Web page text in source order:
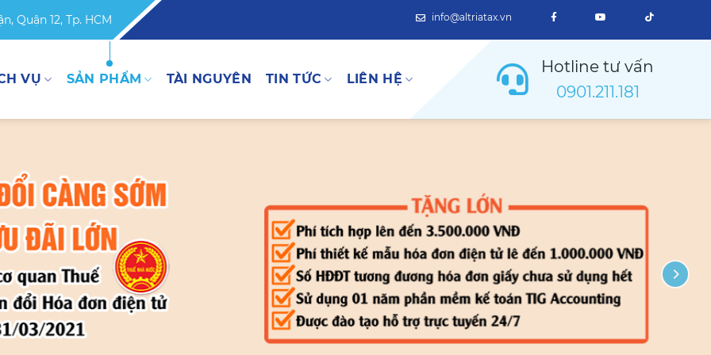
Quận 12, Tp. HCM info@altriatax.vn
VỤ SẢN PHẨM TÀI NGUYÊN TIN TỨC LIÊN HỆ
Hotline tư vấn
0901.211.181